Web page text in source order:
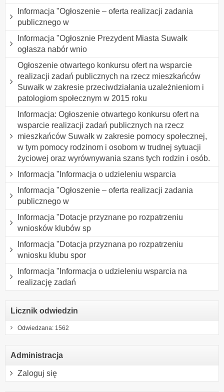
Informacja "Ogłoszenie – oferta realizacji zadania
publicznego w
Informacja "Ogłosznie Prezydent Miasta Suwałk
ogłasza nabór wnio
Ogłoszenie otwartego konkursu ofert na wsparcie
realizacji zadań publicznych na rzecz mieszkańców
Suwałk w zakresie przeciwdziałania uzależnieniom i
patologiom społecznym w 2015 roku
Informacja: Ogłoszenie otwartego konkursu ofert na
wsparcie realizacji zadań publicznych na rzecz
mieszkańców Suwałk w zakresie pomocy społecznej,
w tym pomocy rodzinom i osobom w trudnej sytuacji
życiowej oraz wyrównywania szans tych rodzin i osób.
Informacja "Informacja o udzieleniu wsparcia
Informacja "Ogłoszenie – oferta realizacji zadania
publicznego w
Informacja "Dotacje przyznane po rozpatrzeniu
wniosków klubów sp
Informacja "Dotacja przyznana po rozpatrzeniu
wniosku klubu spor
Informacja "Informacja o udzieleniu wsparcia na
realizację zadań
Licznik odwiedzin
Odwiedzana: 1562
Administracja
Zaloguj się